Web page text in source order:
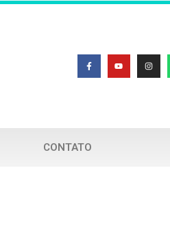
CONTATO